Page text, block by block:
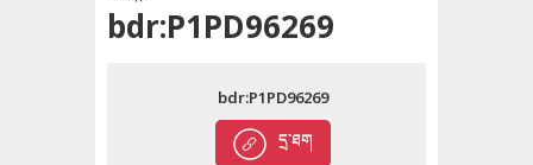
English
bdr:P1PD96269
དྲ་ཐག
bdr:P1PD96269